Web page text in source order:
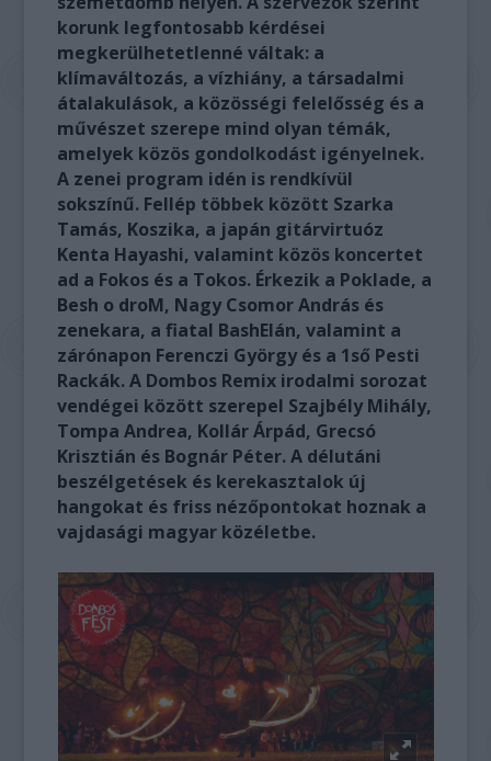
korunk legfontosabb kérdései
megkerülhetetlenné váltak: a
klímaváltozás, a vízhiány, a társadalmi
átalakulások, a közösségi felelősség és a
művészet szerepe mind olyan témák,
amelyek közös gondolkodást igényelnek.
A zenei program idén is rendkívül
sokszínű. Fellép többek között Szarka
Tamás, Koszika, a japán gitárvirtuóz
Kenta Hayashi, valamint közös koncertet
ad a Fokos és a Tokos. Érkezik a Poklade, a
Besh o droM, Nagy Csomor András és
zenekara, a fiatal BashElán, valamint a
zárónapon Ferenczi György és a 1ső Pesti
Rackák. A Dombos Remix irodalmi sorozat
vendégei között szerepel Szajbély Mihály,
Tompa Andrea, Kollár Árpád, Grecsó
Krisztián és Bognár Péter. A délutáni
beszélgetések és kerekasztalok új
hangokat és friss nézőpontokat hoznak a
vajdasági magyar közéletbe.